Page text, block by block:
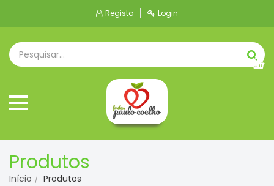
Registo Login
Produtos
Início Produtos